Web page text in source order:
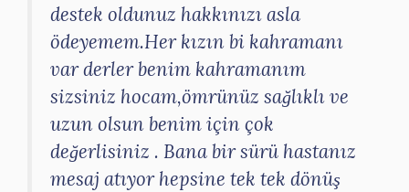
destek oldunuz hakkınızı asla
ödeyemem.Her kızın bi kahramanı
var derler benim kahramanım
sizsiniz hocam,ömrünüz sağlıklı ve
uzun olsun benim için çok
değerlisiniz . Bana bir sürü hastanız
mesaj atıyor hepsine tek tek dönüş